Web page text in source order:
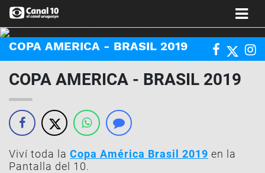
COPA AMERICA - BRASIL 2019
COPA AMERICA - BRASIL 2019
Viví toda la Copa América Brasil 2019 en la
Pantalla del 10.